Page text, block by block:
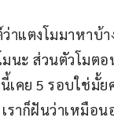
มนะ ส่วนตัวโมต
เคย 5 รอบใช่มั้ย
ราก็ฝันว่าเหมือ